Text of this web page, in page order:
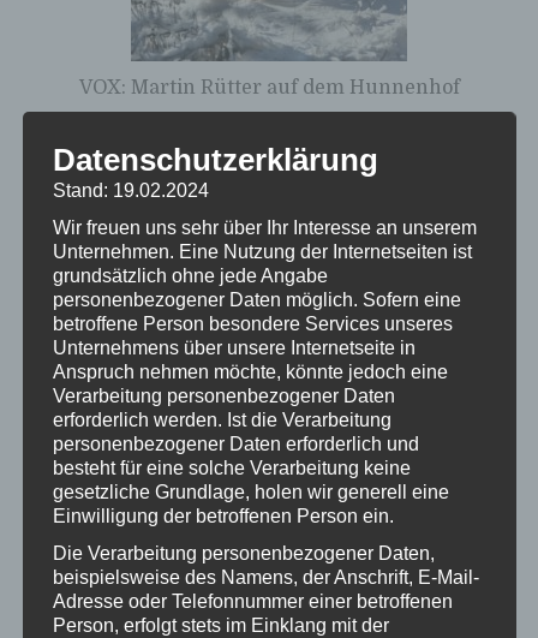
VOX: Martin Rütter auf dem Hunnenhof
Hündin Pedita benötigt einen neuen Rollstuhl für
Hunde
Datenschutzerklärung
Stand: 19.02.2024
Wir freuen uns sehr über Ihr Interesse an unserem
Unternehmen. Eine Nutzung der Internetseiten ist
grundsätzlich ohne jede Angabe
personenbezogener Daten möglich. Sofern eine
betroffene Person besondere Services unseres
Unternehmens über unsere Internetseite in
Anspruch nehmen möchte, könnte jedoch eine
Verarbeitung personenbezogener Daten
erforderlich werden. Ist die Verarbeitung
personenbezogener Daten erforderlich und
besteht für eine solche Verarbeitung keine
gesetzliche Grundlage, holen wir generell eine
Einwilligung der betroffenen Person ein.
Die Verarbeitung personenbezogener Daten,
beispielsweise des Namens, der Anschrift, E-Mail-
Adresse oder Telefonnummer einer betroffenen
Person, erfolgt stets im Einklang mit der